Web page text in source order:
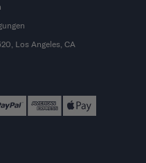
Los Angeles, CA